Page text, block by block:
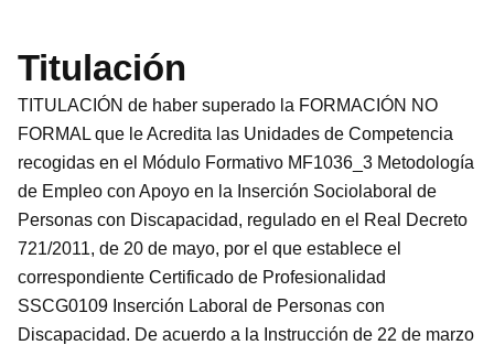
Titulación
TITULACIÓN de haber superado la FORMACIÓN NO
FORMAL que le Acredita las Unidades de Competencia
recogidas en el Módulo Formativo MF1036_3 Metodología
de Empleo con Apoyo en la Inserción Sociolaboral de
Personas con Discapacidad, regulado en el Real Decreto
721/2011, de 20 de mayo, por el que establece el
correspondiente Certificado de Profesionalidad
SSCG0109 Inserción Laboral de Personas con
Discapacidad. De acuerdo a la Instrucción de 22 de marzo